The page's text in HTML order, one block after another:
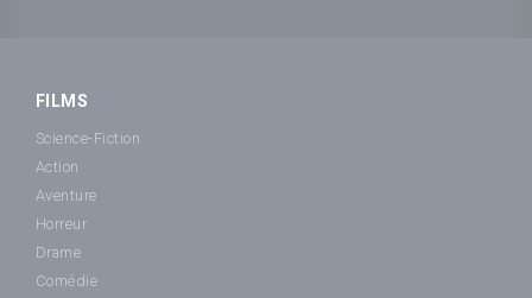
FILMS
Science-Fiction
Action
Aventure
Horreur
Drame
Comédie